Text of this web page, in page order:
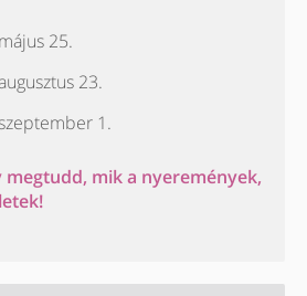
25.
23.
1.
megtudd, mik a nyeremények,